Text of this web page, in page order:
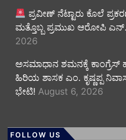
ಪ್ರವೀಣ್ ನೆಟ್ಟಾರು ಕೊಲೆ
ಮತ್ತೊಬ್ಬ ಪ್ರಮುಖ ಆರೋಪಿ
2026
ಅಸಮಾಧಾನ ಶಮನಕ್ಕೆ ಕಾಂಗ್ರೆಸ್
ಹಿರಿಯ ಶಾಸಕ ಎಂ. ಕೃಷ್ಣಪ್ಪ
ಭೇಟಿ! August 6, 2026
FOLLOW US